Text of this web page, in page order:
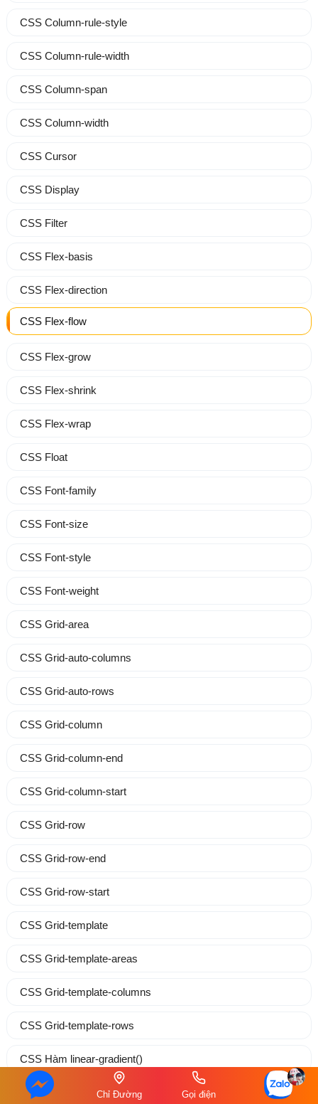
CSS Column-rule-style
CSS Column-rule-width
CSS Column-span
CSS Column-width
CSS Cursor
CSS Display
CSS Filter
CSS Flex-basis
CSS Flex-direction
CSS Flex-flow
CSS Flex-grow
CSS Flex-shrink
CSS Flex-wrap
CSS Float
CSS Font-family
CSS Font-size
CSS Font-style
CSS Font-weight
CSS Grid-area
CSS Grid-auto-columns
CSS Grid-auto-rows
CSS Grid-column
CSS Grid-column-end
CSS Grid-column-start
CSS Grid-row
CSS Grid-row-end
CSS Grid-row-start
CSS Grid-template
CSS Grid-template-areas
CSS Grid-template-columns
CSS Grid-template-rows
CSS Hàm linear-gradient()
CSS Hàm radial-gradient()
Chỉ Đường Gọi điện